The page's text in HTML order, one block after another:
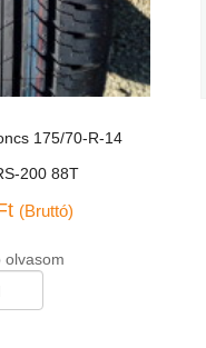
175/70-R-14
200 88T
(Bruttó)
olvasom